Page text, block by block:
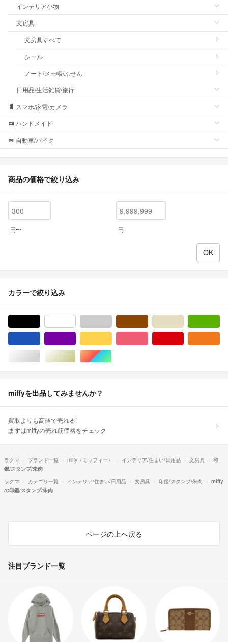
インテリア小物
文房具
文房具すべて
シール
ノート/メモ帳/ふせん
日用品/生活雑貨/旅行
スマホ/家電/カメラ
ハンドメイド
自動車/バイク
商品の価格で絞り込み
円〜 円
カラーで絞り込み
シルバー/銀色系ゴールド/金色系マルチカラー
miffyを出品してみませんか？
買取よりも高値で売れる!
まずはmiffyの売れ筋価格をチェック
ラクマ ブランド一覧 miffy（ミッフィー） インテリア/住まい/日用品 文房具
印
鑑/スタンプ/朱肉
ラクマ
カテゴリ一覧 インテリア/住まい/日用品 文房具 印鑑/スタンプ/朱肉
miffy
の印鑑/スタンプ/朱肉
ページの上へ戻る
注目ブランド一覧